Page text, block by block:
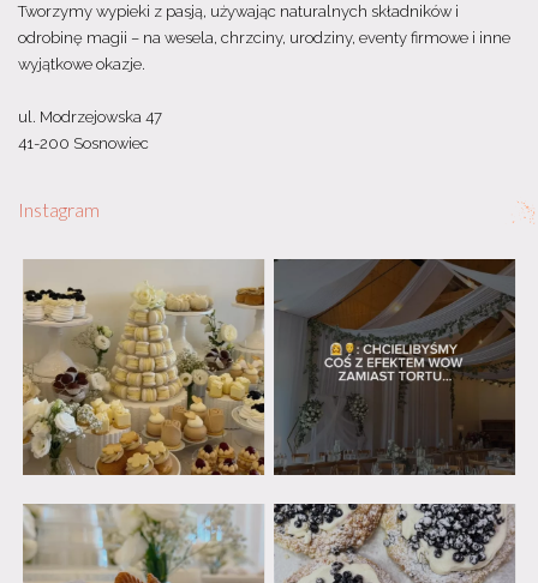
Tworzymy wypieki z pasją, używając naturalnych składników i
odrobinę magii – na wesela, chrzciny, urodziny, eventy firmowe i inne
wyjątkowe okazje.
ul. Modrzejowska 47
41-200 Sosnowiec
Instagram